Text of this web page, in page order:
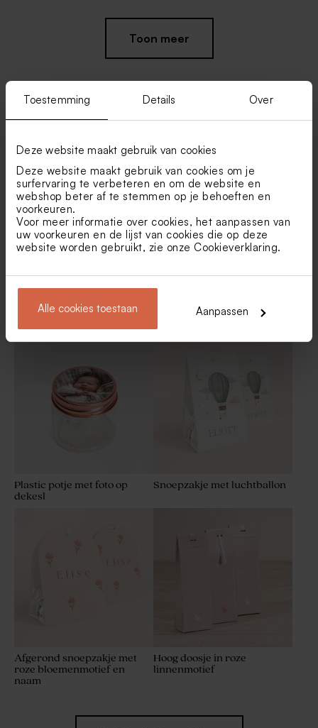
Toestemming Details Over
Deze website maakt gebruik van cookies
Deze website maakt gebruik van cookies om je
surfervaring te verbeteren en om de website en
webshop beter af te stemmen op je behoeften en
voorkeuren.
Voor meer informatie over cookies, het aanpassen van
uw voorkeuren en de lijst van cookies die op deze
website worden gebruikt, zie onze Cookieverklaring.
Alle cookies toestaan Aanpassen
1kg (± 625 stuks)
(± 195 stuks)
Toon meer
Plastic potjes met deksel |
Mini stolpjes | rosé
Plastic potje met foto op
dekesl
Snoepzakje met luchtballon
Afgerond snoepzakje met
roze bloemenmotief en
naam
Hoog doosje in roze
linnenmotief